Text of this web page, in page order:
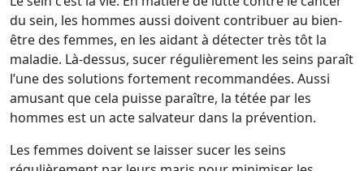
du sein, les hommes aussi doivent contribuer au bien-
être des femmes, en les aidant à détecter très tôt la
maladie. Là-dessus, sucer régulièrement les seins paraît
l’une des solutions fortement recommandées. Aussi
amusant que cela puisse paraître, la tétée par les
hommes est un acte salvateur dans la prévention.
Les femmes doivent se laisser sucer les seins